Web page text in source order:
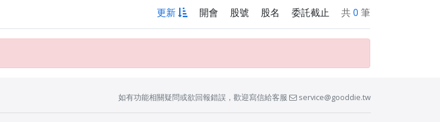
更新 開會 股號 股名 委託截止 共0 筆
如有功能相關疑問或欲回報錯誤，歡迎寫信給客服 service@gooddie.tw